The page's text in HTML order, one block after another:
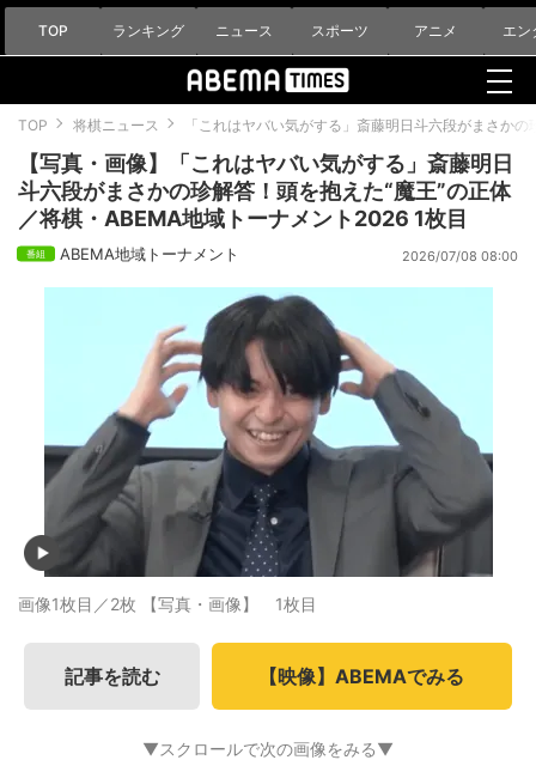
TOP ランキング ニュース スポーツ アニメ エン
TOP 将棋ニュース 「これはヤバい気がする」斎藤明日斗六段がまさか
【写真・画像】「これはヤバい気がする」斎藤明日
斗六段がまさかの珍解答！頭を抱えた“魔王”の正体
／将棋・ABEMA地域トーナメント2026 1枚目
ABEMA地域トーナメント 2026/07/08 08:00
画像1枚目／2枚 【写真・画像】 1枚目
記事を読む 【映像】ABEMAでみる
▼スクロールで次の画像をみる▼